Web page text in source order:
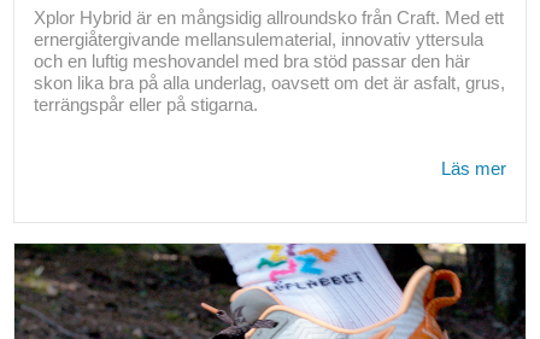
Xplor Hybrid är en mångsidig allroundsko från Craft. Med ett
ernergiåtergivande mellansulematerial, innovativ yttersula
och en luftig meshovandel med bra stöd passar den här
skon lika bra på alla underlag, oavsett om det är asfalt, grus,
terrängspår eller på stigarna.
Läs mer